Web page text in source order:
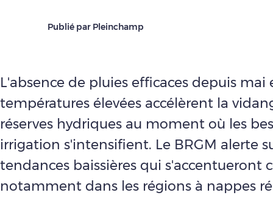
Publié par Pleinchamp
L'absence de pluies efficaces depuis mai
températures élevées accélèrent la
réserves hydriques au moment où les
irrigation s'intensifient. Le BRGM alerte
tendances baissières qui s'accentueront
notamment dans les régions à nappes